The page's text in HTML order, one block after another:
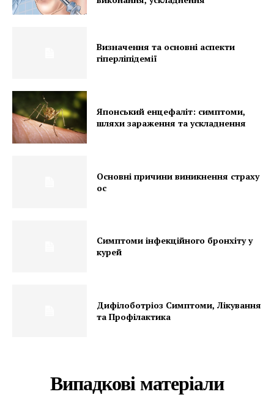
Визначення та основні аспекти
гіперліпідемії
Японський енцефаліт: симптоми,
шляхи зараження та ускладнення
Основні причини виникнення страху
ос
Симптоми інфекційного бронхіту у
курей
Дифілоботріоз Симптоми, Лікування
та Профілактика
Випадкові матеріали